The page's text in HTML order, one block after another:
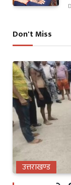
Don't Miss
उत्तराखण्ड